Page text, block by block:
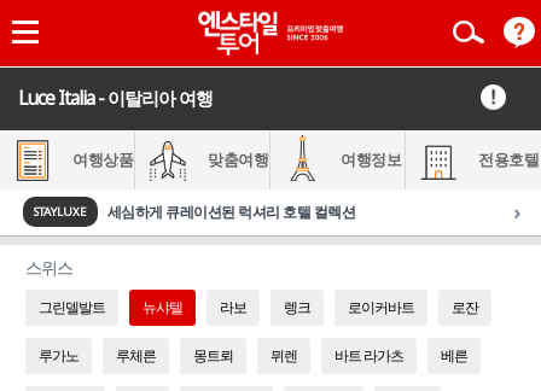
Luce Italia - 이탈리아 여행
여행상품 맞춤여행 여행정보 전용호텔
STAYLUXE 세심하게 큐레이션된 럭셔리 호텔 컬렉션 ›
스위스
그린델발트 뉴샤텔 라보 렝크 로이커바트 로잔
루가노 루체른 몽트뢰 뮈렌 바트 라가츠 베른